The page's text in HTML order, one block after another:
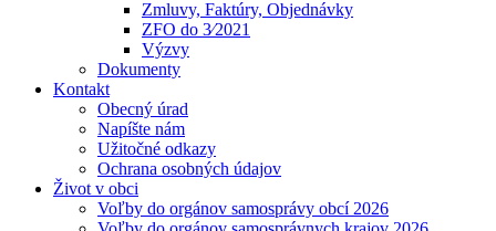
Zmluvy, Faktúry, Objednávky
ZFO do 3⁄2021
Výzvy
Dokumenty
Kontakt
Obecný úrad
Napíšte nám
Užitočné odkazy
Ochrana osobných údajov
Život v obci
Voľby do orgánov samosprávy obcí 2026